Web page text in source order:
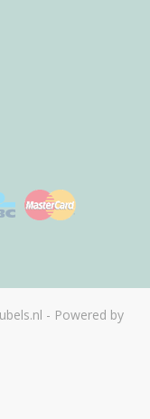
- Powered by